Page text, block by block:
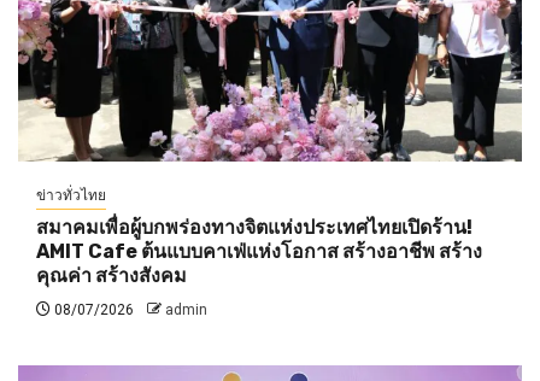
ข่าวทั่วไทย
สมาคมเพื่อผู้บกพร่องทางจิตแห่งประเทศไทยเปิดร้าน!
AMIT Cafe ต้นแบบคาเฟ่แห่งโอกาส สร้างอาชีพ สร้าง
คุณค่า สร้างสังคม
08/07/2026 admin